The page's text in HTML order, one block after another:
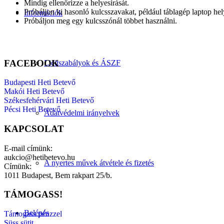
Információk
Licitszabályok és ÁSZF
Adatvédelmi irányelvek
A nyertes művek átvétele és fizetés
Belépés
Mindig ellenőrizze a helyesírását.
Próbáljon ki hasonló kulcsszavakat, például táblagép laptop
Próbáljon meg egy kulcsszónál többet használni.
FACEBOOK
Budapesti Heti Betevő
Makói Heti Betevő
Székesfehérvári Heti Betevő
Pécsi Heti Betevő
KAPCSOLAT
E-mail címünk:
aukcio@hetibetevo.hu
Címünk:
1011 Budapest, Bem rakpart 25/b.
TÁMOGASS!
Támogass pénzzel